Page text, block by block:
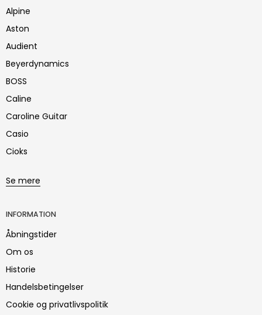
Alpine
Aston
Audient
Beyerdynamics
BOSS
Caline
Caroline Guitar
Casio
Cioks
Se mere
INFORMATION
Åbningstider
Om os
Historie
Handelsbetingelser
Cookie og privatlivspolitik